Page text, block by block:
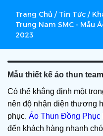
Trang Chủ / Tin Tức /
Trung Nam SMC - Mẫu
2023
Mẫu thiết kế áo thun
Có thể khẳng định một
nên độ nhận diện thương
phục. Áo Thun Đồng Phục
đến khách hàng nhanh